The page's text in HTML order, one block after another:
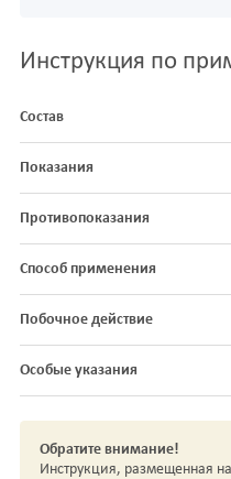
Инструкция по
Состав
Показания
Противопоказания
Способ применения
Побочное действие
Особые указания
Обратите внимание!
Инструкция, размещенная